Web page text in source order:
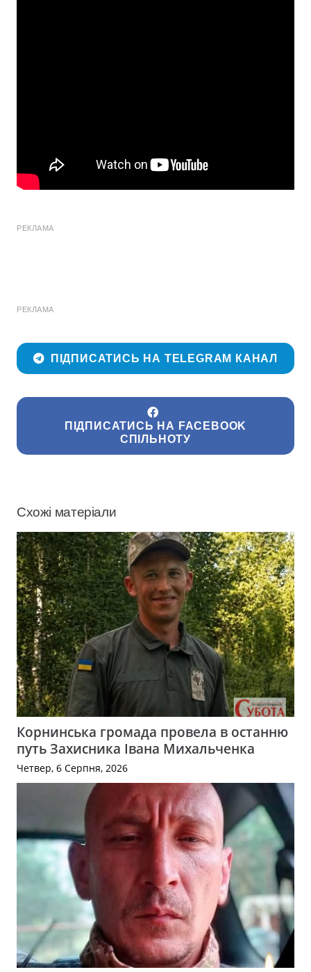
РЕКЛАМА
РЕКЛАМА
ПІДПИСАТИСЬ НА TELEGRAM КАНАЛ
ПІДПИСАТИСЬ НА FACEBOOK
СПІЛЬНОТУ
Схожі матеріали
Корнинська громада провела в останню
путь Захисника Івана Михальченка
Четвер, 6 Серпня, 2026